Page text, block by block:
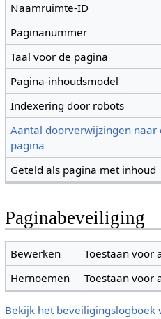
Naamruimte-ID
Paginanummer
Taal voor de pagina
Pagina-inhoudsmodel
Indexering door robots
Aantal doorverwijzingen naar
pagina
Geteld als pagina met inhoud
Paginabeveiliging
Bewerken
Toestaan voor
Hernoemen
Toestaan voor
Bekijk het beveiligingslogboek